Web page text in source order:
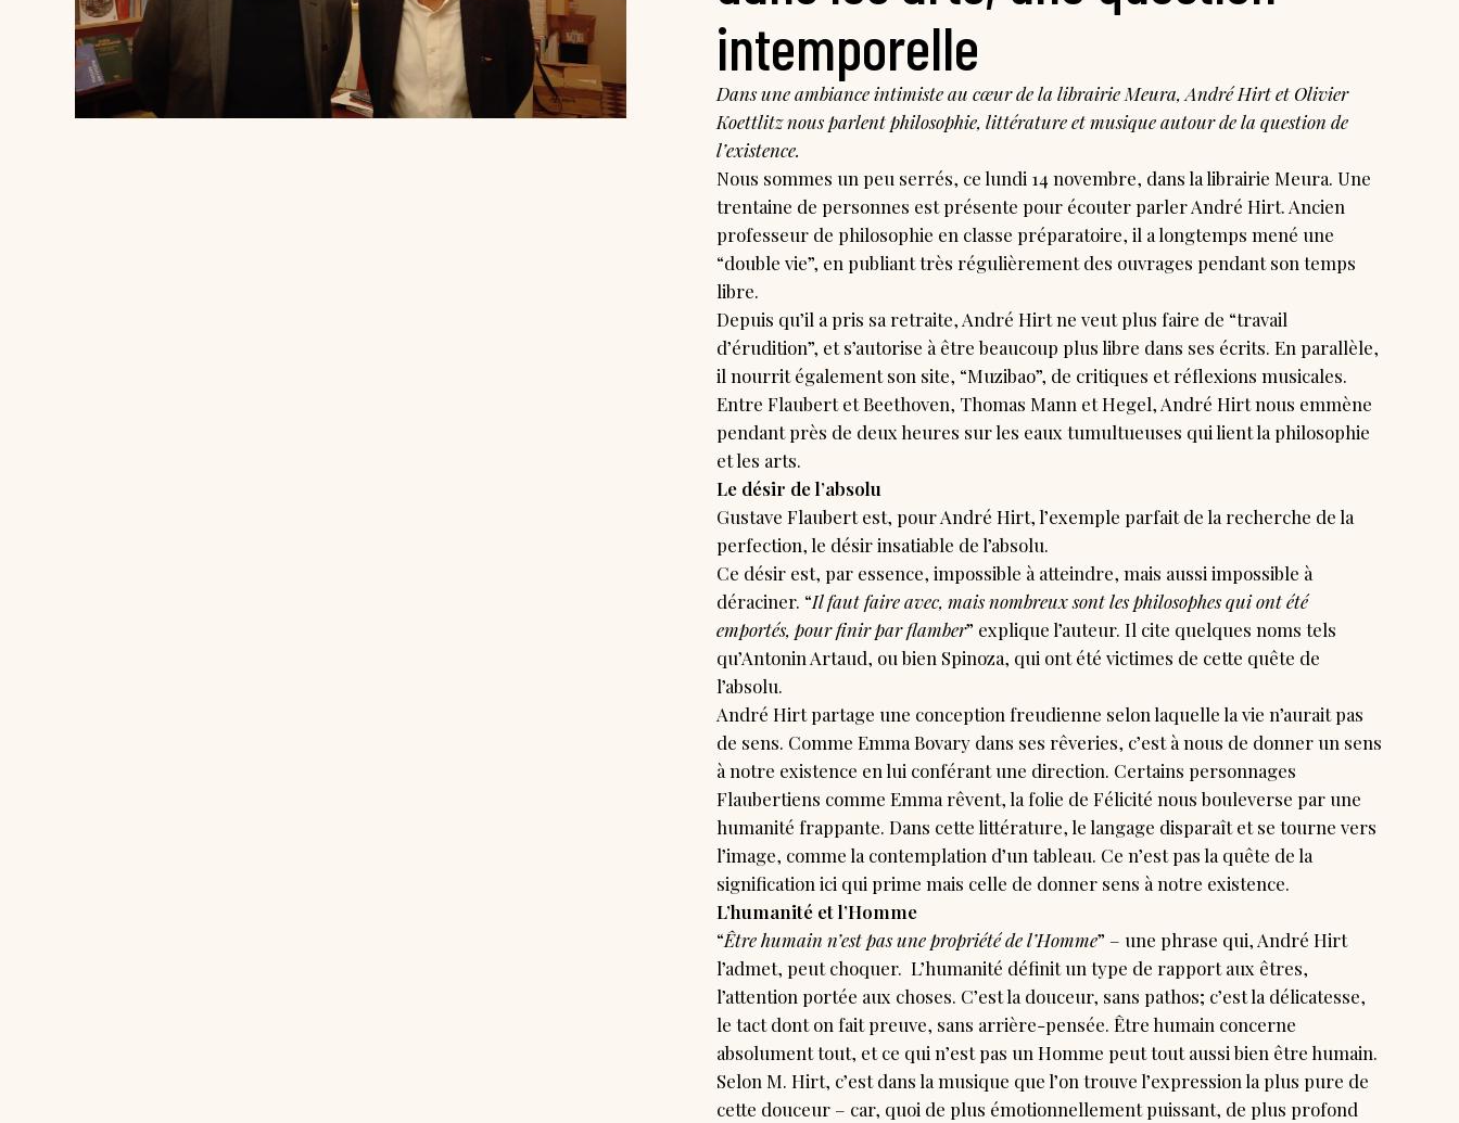
intemporelle
Dans une ambiance intimiste au cœur de la librairie Meura, André Hirt et Olivier
Koettlitz nous parlent philosophie, littérature et musique autour de la question de
l’existence.
Nous sommes un peu serrés, ce lundi 14 novembre, dans la librairie Meura. Une
trentaine de personnes est présente pour écouter parler André Hirt. Ancien
professeur de philosophie en classe préparatoire, il a longtemps mené une
“double vie”, en publiant très régulièrement des ouvrages pendant son temps
libre.
Depuis qu’il a pris sa retraite, André Hirt ne veut plus faire de “travail
d’érudition”, et s’autorise à être beaucoup plus libre dans ses écrits. En parallèle,
il nourrit également son site, “Muzibao”, de critiques et réflexions musicales.
Entre Flaubert et Beethoven, Thomas Mann et Hegel, André Hirt nous emmène
pendant près de deux heures sur les eaux tumultueuses qui lient la philosophie
et les arts.
Le désir de l’absolu
Gustave Flaubert est, pour André Hirt, l’exemple parfait de la recherche de la
perfection, le désir insatiable de l’absolu.
Ce désir est, par essence, impossible à atteindre, mais aussi impossible à
déraciner. “Il faut faire avec, mais nombreux sont les philosophes qui ont été
emportés, pour finir par flamber” explique l’auteur. Il cite quelques noms tels
qu’Antonin Artaud, ou bien Spinoza, qui ont été victimes de cette quête de
l’absolu.
André Hirt partage une conception freudienne selon laquelle la vie n’aurait pas
de sens. Comme Emma Bovary dans ses rêveries, c’est à nous de donner un sens
à notre existence en lui conférant une direction. Certains personnages
Flaubertiens comme Emma rêvent, la folie de Félicité nous bouleverse par une
humanité frappante. Dans cette littérature, le langage disparaît et se tourne vers
l’image, comme la contemplation d’un tableau. Ce n’est pas la quête de la
signification ici qui prime mais celle de donner sens à notre existence.
L’humanité et l’Homme
“Être humain n’est pas une propriété de l’Homme” – une phrase qui, André Hirt
l’admet, peut choquer. L’humanité définit un type de rapport aux êtres,
l’attention portée aux choses. C’est la douceur, sans pathos; c’est la délicatesse,
le tact dont on fait preuve, sans arrière-pensée. Être humain concerne
absolument tout, et ce qui n’est pas un Homme peut tout aussi bien être humain.
Selon M. Hirt, c’est dans la musique que l’on trouve l’expression la plus pure de
cette douceur – car, quoi de plus émotionnellement puissant, de plus profond